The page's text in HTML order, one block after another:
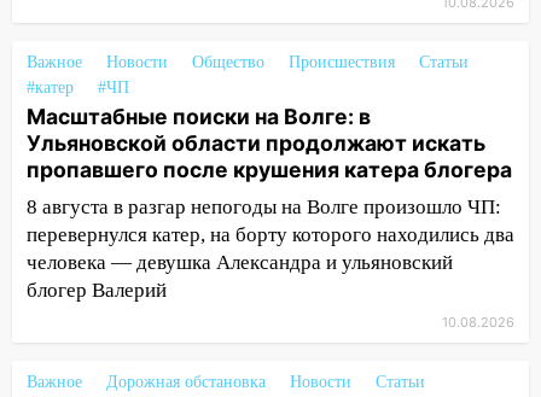
квартир сиротам и детям, оставшихся
без попечения родителей
13:36 «Мама, я умру?»: очевидец
«пьяной» аварии, в которой маленькую
девочку зажало между автомобилем и
перилами, рассказал о событиях
ужасной ночи
13:05
17-летний парень находился за
рулем мотоцикла во время ДТП в Новом
сегодняшнюю аварию
Важное Новости Общество Происшествия
Статьи
#катер
#ЧП
Масштабные поиски на Волге: в
Ульяновской области продолжают искать
пропавшего после крушения катера блогера
8 августа в разгар непогоды на Волге произошло ЧП:
перевернулся катер, на борту которого находились два
человека — девушка Александра и ульяновский
блогер Валерий
10.08.2026
Важное Дорожная обстановка Новости
Статьи